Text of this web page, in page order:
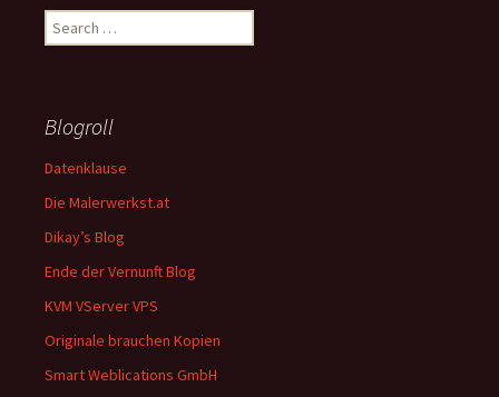
Search
for:
Blogroll
Datenklause
Die Malerwerkst.at
Dikay’s Blog
Ende der Vernunft Blog
KVM VServer VPS
Originale brauchen Kopien
Smart Weblications GmbH